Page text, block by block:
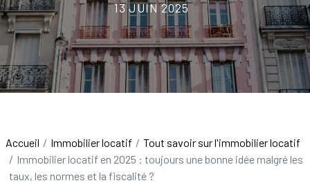
Se
13 JUIN 2025
Accueil Immobilier locatif
Tout savoir sur l'immobilier locatif
Immobilier locatif en 2025 : toujours une bonne idée malgré les
taux, les normes et la fiscalité ?